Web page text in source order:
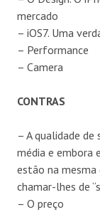
mercado
– iOS7. Uma
– Performance
– Camera
CONTRAS
– A qualidade
média e embora
estão na
chamar-lhes de
– O preço